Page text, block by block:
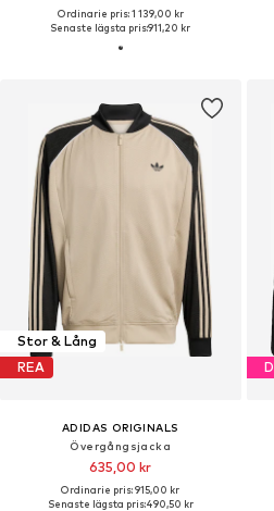
Ordinarie pris: 1 139,00 kr
Senaste lägsta pris:911,20 kr
Stor & Lång
REA
ADIDAS ORIGINALS
Övergångsjacka
635,00 kr
Ordinarie pris: 915,00 kr
Senaste lägsta pris:490,50 kr